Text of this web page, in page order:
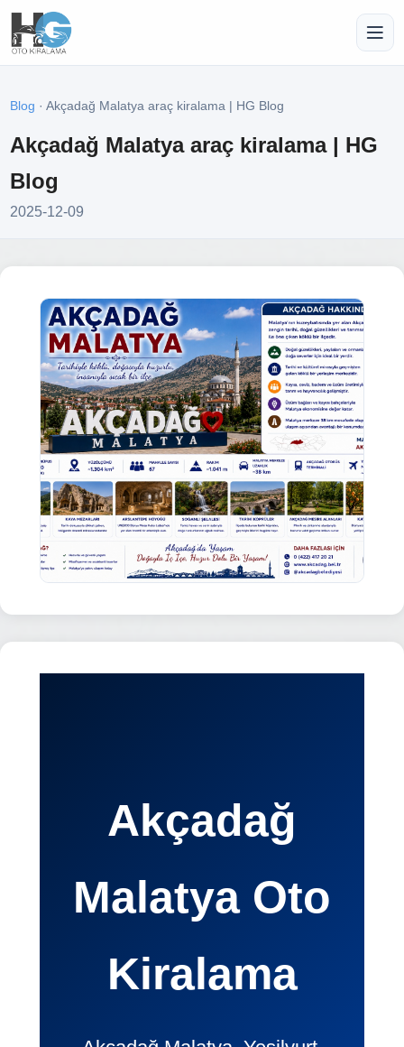
Blog · Akçadağ Malatya araç kiralama | HG Blog
Akçadağ Malatya araç kiralama | HG
Blog
2025-12-09
Akçadağ
Malatya Oto
Kiralama